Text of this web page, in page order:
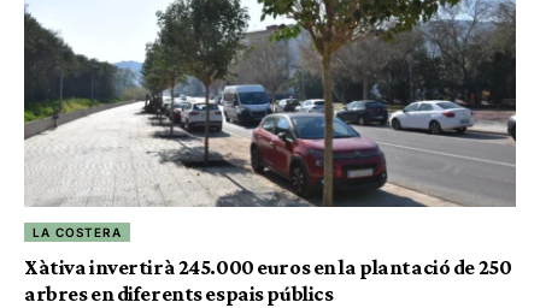
LA COSTERA
Xàtiva invertirà 245.000 euros en la plantació de 250
arbres en diferents espais públics